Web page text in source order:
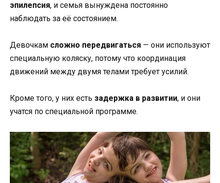
эпилепсия, и семья вынуждена постоянно
наблюдать за её состоянием.
Девочкам сложно передвигаться — они используют
специальную коляску, потому что координация
движений между двумя телами требует усилий.
Кроме того, у них есть задержка в развитии, и они
учатся по специальной программе.